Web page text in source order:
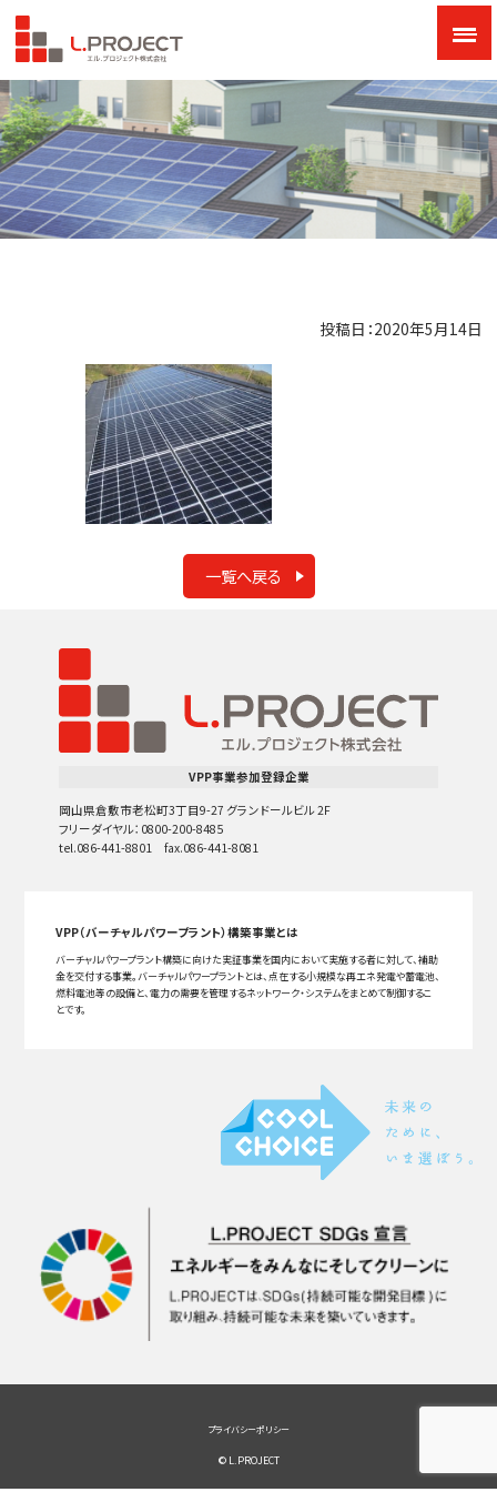
投稿日：2020年5月14日
一覧へ戻る
VPP事業参加登録企業
岡山県倉敷市老松町3丁目9-27 グランドールビル 2F
フリーダイヤル：0800-200-8485
tel.086-441-8801 fax.086-441-8081
VPP（バーチャルパワープラント）構築事業とは
バーチャルパワープラント構築に向けた実証事業を国内において実施する者に対して、補助
金を交付する事業。バーチャルパワープラントとは、点在する小規模な再エネ発電や蓄電池、
燃料電池等の設備と、電力の需要を管理するネットワーク・システムをまとめて制御するこ
とです。
プライバシーポリシー
© L.PROJECT